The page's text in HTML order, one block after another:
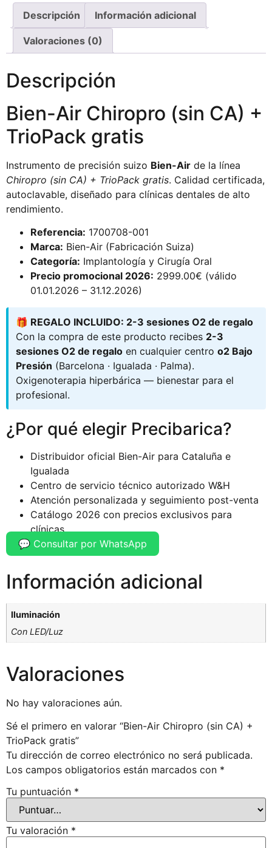
Descripción Información adicional
Valoraciones (0)
Descripción
Bien-Air Chiropro (sin CA) +
TrioPack gratis
Instrumento de precisión suizo Bien-Air de la línea
Chiropro (sin CA) + TrioPack gratis. Calidad certificada,
autoclavable, diseñado para clínicas dentales de alto
rendimiento.
Referencia: 1700708-001
Marca: Bien-Air (Fabricación Suiza)
Categoría: Implantología y Cirugía Oral
Precio promocional 2026: 2999.00€ (válido
01.01.2026 – 31.12.2026)
🎁 REGALO INCLUIDO: 2-3 sesiones O2 de regalo
Con la compra de este producto recibes 2-3
sesiones O2 de regalo en cualquier centro o2 Bajo
Presión (Barcelona · Igualada · Palma).
Oxigenoterapia hiperbárica — bienestar para el
profesional.
¿Por qué elegir Precibarica?
Distribuidor oficial Bien-Air para Cataluña e
Igualada
Centro de servicio técnico autorizado W&H
Atención personalizada y seguimiento post-venta
Catálogo 2026 con precios exclusivos para
clínicas
💬 Consultar por WhatsApp
Información adicional
Iluminación
Con LED/Luz
Valoraciones
No hay valoraciones aún.
Sé el primero en valorar “Bien-Air Chiropro (sin CA) +
TrioPack gratis”
Tu dirección de correo electrónico no será publicada.
Los campos obligatorios están marcados con *
Tu puntuación *
Tu valoración *